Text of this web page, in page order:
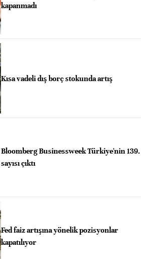
kapanmadı
Kısa vadeli dış borç stokunda artış
Bloomberg Businessweek Türkiye'nin 139.
sayısı çıktı
Fed faiz artışına yönelik pozisyonlar
kapatılıyor